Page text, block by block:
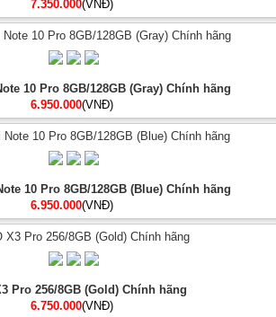
7.350.000(VNĐ)
10 Pro 8GB/128GB (Gray) Chính hãng
6.950.000(VNĐ)
10 Pro 8GB/128GB (Blue) Chính hãng
6.950.000(VNĐ)
Pro 256/8GB (Gold) Chính hãng
6.750.000(VNĐ)